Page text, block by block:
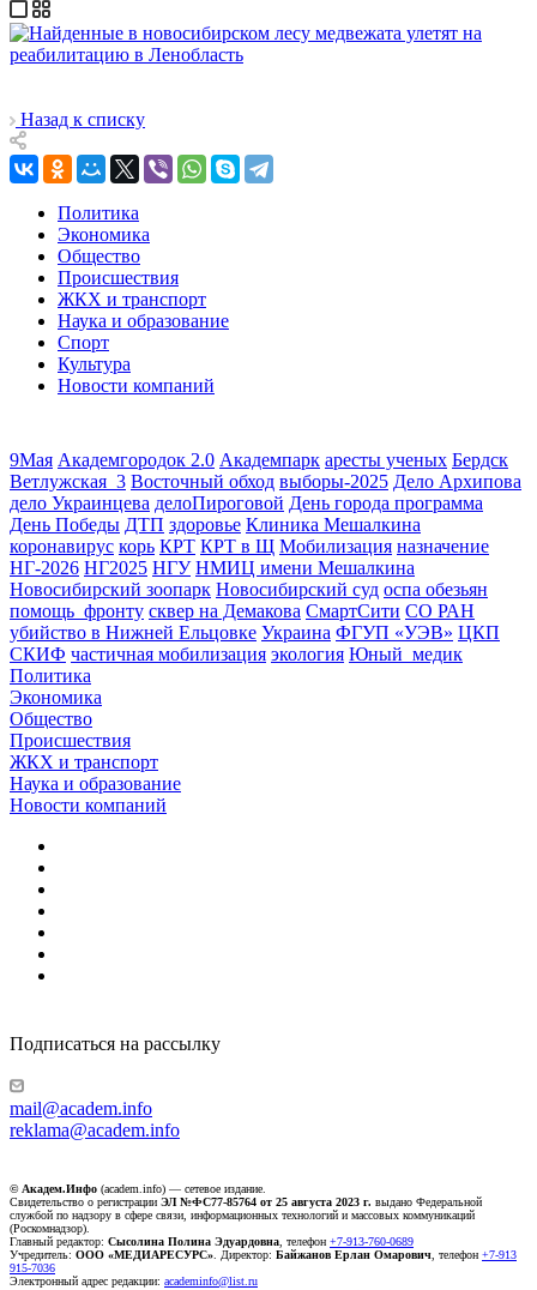
Назад к списку
Политика
Экономика
Общество
Происшествия
ЖКХ и транспорт
Наука и образование
Спорт
Культура
Новости компаний
9Мая Академгородок 2.0 Академпарк аресты ученых Бердск
Ветлужская_3 Восточный обход выборы-2025 Дело Архипова
дело Украинцева делоПироговой День города программа
День Победы ДТП здоровье Клиника Мешалкина
коронавирус корь КРТ КРТ в Щ Мобилизация назначение
НГ-2026 НГ2025 НГУ НМИЦ имени Мешалкина
Новосибирский зоопарк Новосибирский суд оспа обезьян
помощь_фронту сквер на Демакова СмартСити СО РАН
убийство в Нижней Ельцовке Украина ФГУП «УЭВ» ЦКП
СКИФ частичная мобилизация экология Юный_медик
Политика
Экономика
Общество
Происшествия
ЖКХ и транспорт
Наука и образование
Новости компаний
Подписаться на рассылку
mail@academ.info
reklama@academ.info
© Академ.Инфо (academ.info) — сетевое издание.
Свидетельство о регистрации ЭЛ №ФС77-85764 от 25 августа 2023 г. выдано Федеральной
службой по надзору в сфере связи, информационных технологий и массовых коммуникаций
(Роскомнадзор).
Главный редактор: Сысолина Полина Эдуардовна , телефон +7-913-760-0689
Учредитель: ООО «МЕДИАРЕСУРС» . Директор: Байжанов Ерлан Омарович , телефон +7-913
915-7036
Электронный адрес редакции: academinfo@list.ru